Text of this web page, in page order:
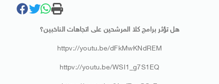
هل تؤثر برامج كلا المرشحين على اتجاهات الناخبين؟
httpv://youtu.be/dFkMwKNdREM
httpv://youtu.be/WSI1_g7S1EQ